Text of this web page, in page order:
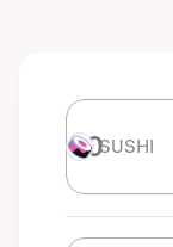
SUSHI SUSHI